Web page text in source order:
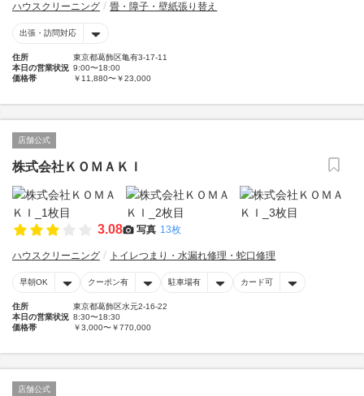
ハウスクリーニング 畳・障子・壁紙張り替え
出張・訪問対応
住所
東京都葛飾区亀有3-17-11
本日の営業状況 9:00〜18:00
価格帯
￥11,880〜￥23,000
店舗公式
株式会社ＫＯＭＡＫＩ
3.08 写真 13枚
ハウスクリーニング トイレつまり・水漏れ修理・蛇口修理
早朝OK クーポン有 駐車場有 カード可
住所
東京都葛飾区水元2-16-22
本日の営業状況 8:30〜18:30
価格帯
￥3,000〜￥770,000
店舗公式